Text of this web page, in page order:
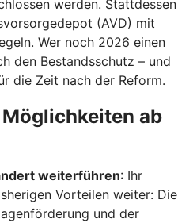
werden. Stattdessen
(AVD) mit
Wer noch 2026 einen
den Bestandsschutz – und
die Zeit nach der Reform.
ab
weiterführen: Ihr
Vorteilen weiter: Die
und der